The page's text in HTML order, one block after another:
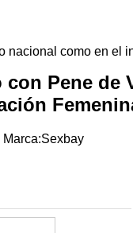
nacional como en el
Pene de
Marca:Sexbay